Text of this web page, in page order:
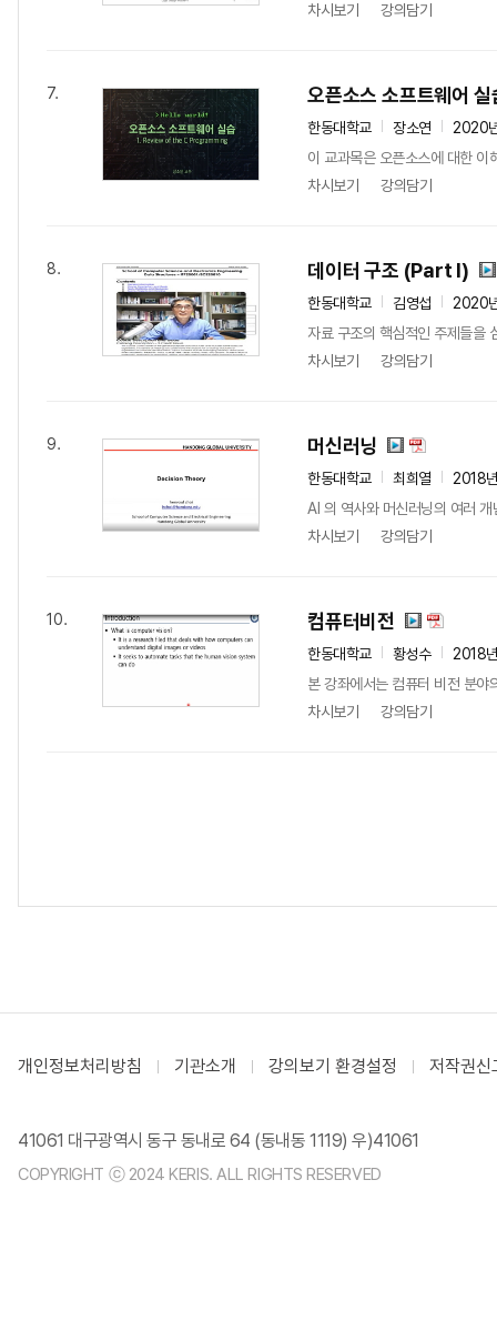
차시보기
강의담기
7. 오픈소스 소프트웨어 실
한동대학교 장소연
2020
이 교과목은 오픈소스에 대한
차시보기
강의담기
8. 데이터 구조 (Part I)
한동대학교 김영섭
2020
자료 구조의 핵심적인 주제들을
차시보기
강의담기
9. 머신러닝
한동대학교 최희열
2018
AI 의 역사와 머신러닝의 여러
차시보기
강의담기
10. 컴퓨터비전
한동대학교 황성수
2018
본 강좌에서는 컴퓨터 비전 분야
차시보기
강의담기
개인정보처리방침 기관소개 강의보기 환경설정 저작권신
41061 대구광역시 동구 동내로 64 (동내동 1119) 우)41061
COPYRIGHT ⓒ 2024 KERIS. ALL RIGHTS RESERVED